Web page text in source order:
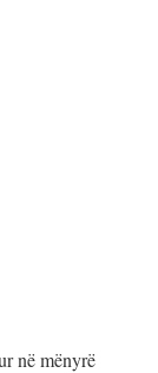
në mënyrë